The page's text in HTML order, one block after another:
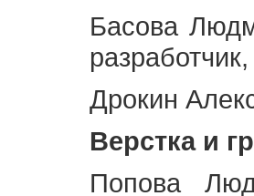
Басова
Дрокин
Верстка и
Попова